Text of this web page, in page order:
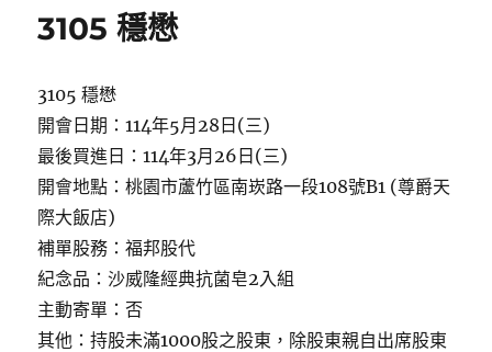
3105 穩懋
3105 穩懋
開會日期：114年5月28日(三)
最後買進日：114年3月26日(三)
開會地點：桃園市蘆竹區南崁路一段108號B1 (尊爵天
際大飯店)
補單股務：福邦股代
紀念品：沙威隆經典抗菌皂2入組
主動寄單：否
其他：持股未滿1000股之股東，除股東親自出席股東